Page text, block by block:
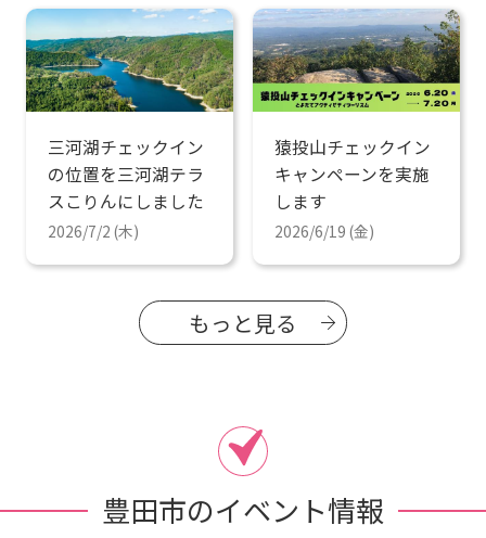
三河湖チェックイン
の位置を三河湖テラ
スこりんにしました
2026/7/2 (木)
猿投山チェックイン
キャンペーンを実施
します
2026/6/19 (金)
もっと見る
豊田市のイベント情報